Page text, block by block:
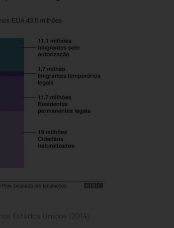
Estados Unidos (2014).